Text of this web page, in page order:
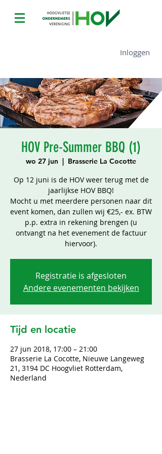
Inloggen
HOV Pre-Summer BBQ (1)
wo 27 jun
  |
Brasserie La Cocotte
Op 12 juni is de HOV weer terug met de
jaarlijkse HOV BBQ!
Mocht u met meerdere personen naar dit
event komen, dan zullen wij €25,- ex. BTW
p.p. extra in rekening brengen (u
ontvangt na het evenement de factuur
hiervoor).
Registratie is afgesloten
Andere evenementen bekijken
Tijd en locatie
27 jun 2018, 17:00 – 21:00
Brasserie La Cocotte, Nieuwe Langeweg
21, 3194 DC Hoogvliet Rotterdam,
Nederland